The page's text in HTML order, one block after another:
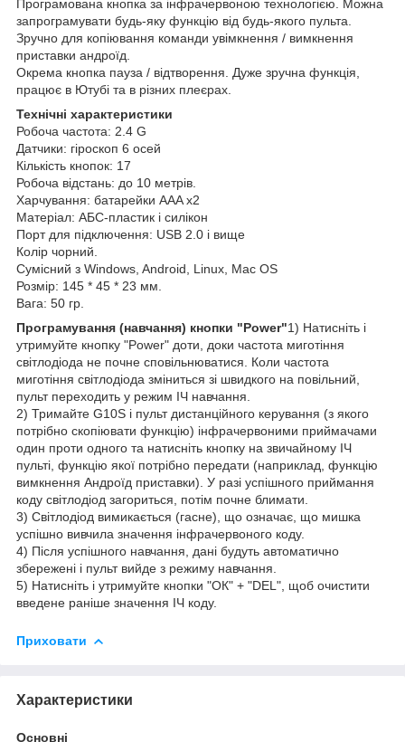
Програмована кнопка за інфрачервоною технологією. Можна
запрограмувати будь-яку функцію від будь-якого пульта.
Зручно для копіювання команди увімкнення / вимкнення
приставки андроїд.
Окрема кнопка пауза / відтворення. Дуже зручна функція,
працює в Ютубі та в різних плеєрах.
Технічні характеристики
Робоча частота: 2.4 G
Датчики: гіроскоп 6 осей
Кількість кнопок: 17
Робоча відстань: до 10 метрів.
Харчування: батарейки AAA х2
Матеріал: АБС-пластик і силікон
Порт для підключення: USB 2.0 і вище
Колір чорний.
Сумісний з Windows, Android, Linux, Mac OS
Розмір: 145 * 45 * 23 мм.
Вага: 50 гр.
Програмування (навчання) кнопки "Power"1) Натисніть і
утримуйте кнопку "Power" доти, доки частота миготіння
світлодіода не почне сповільнюватися. Коли частота
миготіння світлодіода зміниться зі швидкого на повільний,
пульт переходить у режим ІЧ навчання.
2) Тримайте G10S і пульт дистанційного керування (з якого
потрібно скопіювати функцію) інфрачервоними приймачами
один проти одного та натисніть кнопку на звичайному ІЧ
пульті, функцію якої потрібно передати (наприклад, функцію
вимкнення Андроїд приставки). У разі успішного приймання
коду світлодіод загориться, потім почне блимати.
3) Світлодіод вимикається (гасне), що означає, що мишка
успішно вивчила значення інфрачервоного коду.
4) Після успішного навчання, дані будуть автоматично
збережені і пульт вийде з режиму навчання.
5) Натисніть і утримуйте кнопки "ОК" + "DEL", щоб очистити
введене раніше значення ІЧ коду.
Приховати
Характеристики
Основні